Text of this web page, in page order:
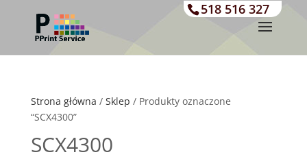
518 516 327
Strona główna / Sklep / Produkty oznaczone
“SCX4300”
SCX4300